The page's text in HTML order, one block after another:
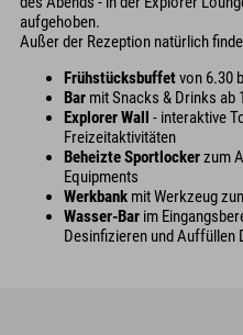
aufgehoben.
Außer der Rezeption natürlich
Frühstücksbuffetvon 6.30
Bar mit Snacks & Drinks ab
Explorer Wall - interaktive
Freizeitaktivitäten
Beheizte Sportlockerzum
Equipments
Werkbank mit Werkzeug
Wasser-Bar im
Desinfizieren und Auffüllen